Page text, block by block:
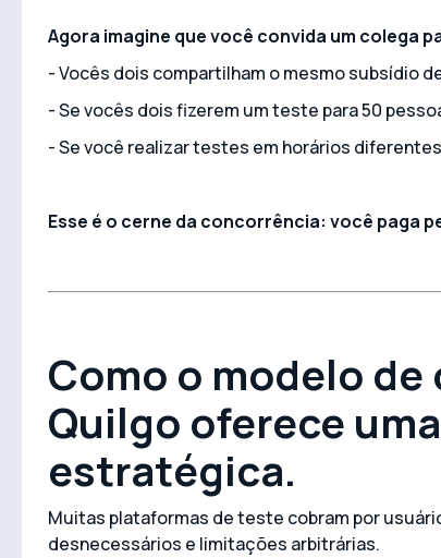
Agora imagine que você convida um colega
- Vocês dois compartilham o mesmo subsídio
- Se vocês dois fizerem um teste para 50
- Se você realizar testes em horários
Esse é o cerne da concorrência: você paga
Como o modelo
Quilgo oferece
estratégica.
Muitas plataformas de teste cobram por
desnecessários e limitações arbitrárias.